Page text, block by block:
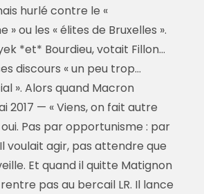
hurlé contre le «
» ou les « élites de Bruxelles ».
*et* Bourdieu, votait Fillon…
discours « un peu trop…
». Alors quand Macron
2017 — « Viens, on fait autre
Pas par opportunisme : par
voulait agir, pas attendre que
Et quand il quitte Matignon
pas au bercail LR. Il lance